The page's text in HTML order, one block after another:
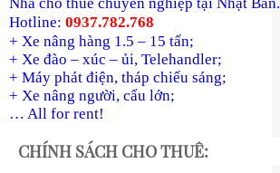
Hotline: 0937.782.768
+ Xe nâng hàng 1.5 – 15 tấn;
+ Xe đào – xúc – ủi, Telehandler;
+ Máy phát điện, tháp chiếu sáng;
+ Xe nâng người, cẩu lớn;
… All for rent!
CHÍNH SÁCH CHO THUÊ: